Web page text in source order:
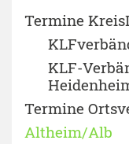
Termine
KLF-
Termine
Altheim/Alb